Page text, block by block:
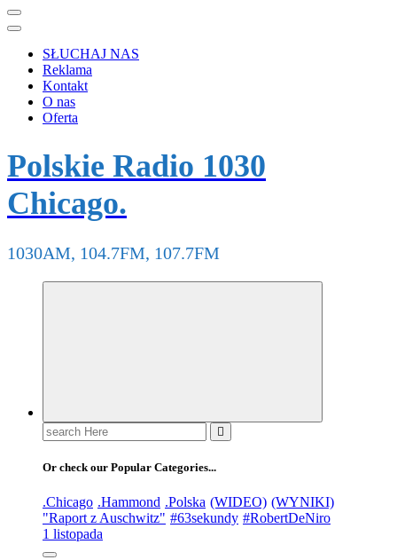
SŁUCHAJ NAS
Reklama
Kontakt
O nas
Oferta
Polskie Radio 1030
Chicago.
1030AM, 104.7FM, 107.7FM
Or check our Popular Categories...
.Chicago .Hammond .Polska (WIDEO) (WYNIKI)
"Raport z Auschwitz" #63sekundy #RobertDeNiro
1 listopada